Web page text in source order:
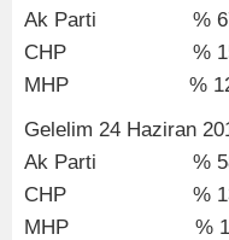
Ak Parti % 67.6
CHP % 15.4
MHP % 12.2 oy
Gelelim 24 Haziran
Ak Parti % 58.2
CHP % 13.7 oy
MHP % 13.6 oy